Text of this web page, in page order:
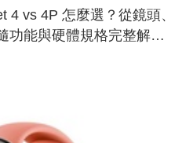
4 vs 4P 怎麼選？從鏡頭、
功能與硬體規格完整解